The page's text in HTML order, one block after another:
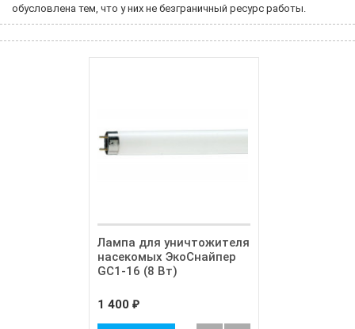
обусловлена тем, что у них не безграничный ресурс работы.
Лампа для уничтожителя
насекомых ЭкоСнайпер
GC1-16 (8 Вт)
1 400 ₽